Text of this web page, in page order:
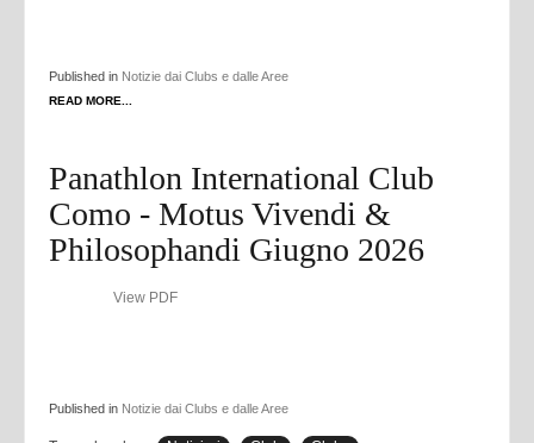
Published in Notizie dai Clubs e dalle Aree
READ MORE...
Panathlon International Club
Como - Motus Vivendi &
Philosophandi Giugno 2026
View PDF
Published in Notizie dai Clubs e dalle Aree